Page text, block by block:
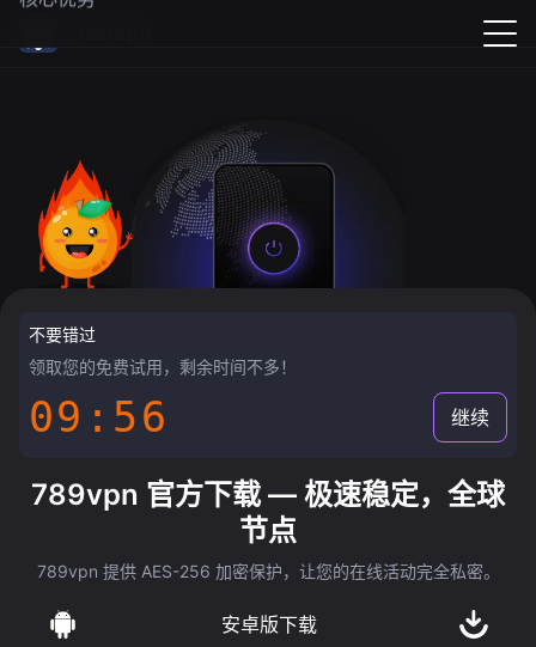
不要错过
领取您的免费试用，剩余时间不多！
09:55 继续
789vpn 官方下载 — 极速稳定，全球
节点
789vpn 提供 AES-256 加密保护，让您的在线活动完全私密。
安卓版下载